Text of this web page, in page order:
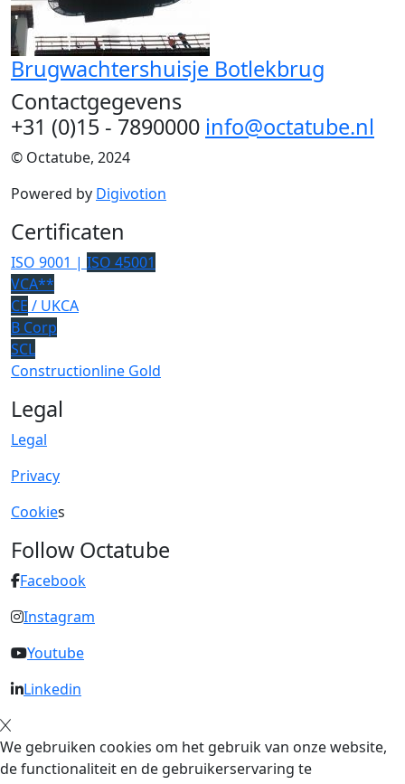
Brugwachtershuisje Botlekbrug
Contactgegevens
+31 (0)15 - 7890000 info@octatube.nl
© Octatube, 2024
Powered by Digivotion
Certificaten
ISO 9001 | ISO 45001
VCA**
CE / UKCA
B Corp
SCL
Constructionline Gold
Legal
Legal
Privacy
Cookies
Follow Octatube
Facebook
Instagram
Youtube
Linkedin
We gebruiken cookies om het gebruik van onze website,
de functionaliteit en de gebruikerservaring te